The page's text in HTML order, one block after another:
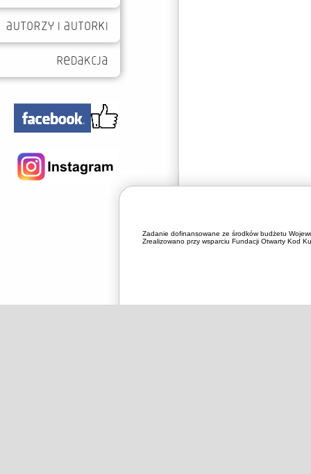
Zadanie dofinansowane ze środków budżetu
Zrealizowano przy wsparciu Fundacji Otwarty Kod